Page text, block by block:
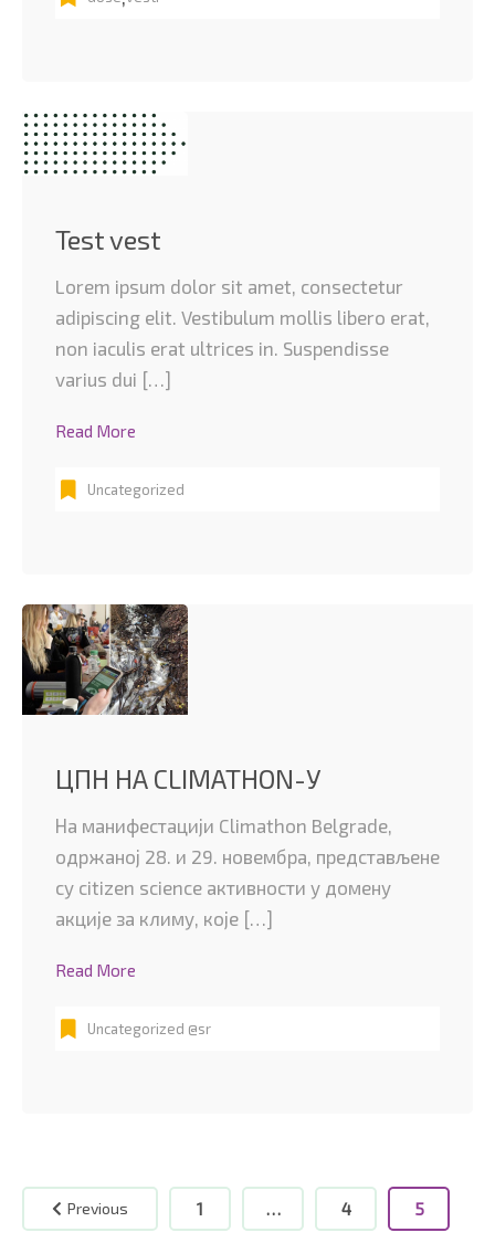
Test vest
Lorem ipsum dolor sit amet, consectetur
adipiscing elit. Vestibulum mollis libero erat,
non iaculis erat ultrices in. Suspendisse
varius dui […]
Read More
Uncategorized
ЦПН НА CLIMATHON-У
На манифестацији Climathon Belgrade,
одржаној 28. и 29. новембра, представљене
су citizen science активности у домену
акције за климу, које […]
Read More
Uncategorized @sr
Previous 1 … 4 5